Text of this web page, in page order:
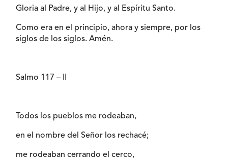
Gloria al Padre, y al Hijo, y al Espíritu Santo.
Como era en el principio, ahora y siempre, por los
siglos de los siglos. Amén.
Salmo 117 – II
Todos los pueblos me rodeaban,
en el nombre del Señor los rechacé;
me rodeaban cerrando el cerco,